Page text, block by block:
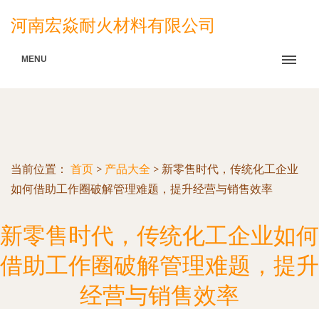
河南宏焱耐火材料有限公司
MENU
当前位置： 首页 > 产品大全 > 新零售时代，传统化工企业
如何借助工作圈破解管理难题，提升经营与销售效率
新零售时代，传统化工企业如何
借助工作圈破解管理难题，提升
经营与销售效率